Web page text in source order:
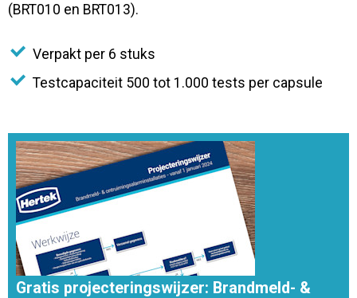
(BRT010 en BRT013).
Verpakt per 6 stuks
Testcapaciteit 500 tot 1.000 tests per capsule
Gratis projecteringswijzer: Brandmeld- &